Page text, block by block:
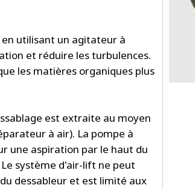
utilisant un agitateur à
et réduire les turbulences.
les matières organiques plus
est extraite au moyen
à air). La pompe à
une aspiration par le haut du
système d'air-lift ne peut
dessableur et est limité aux